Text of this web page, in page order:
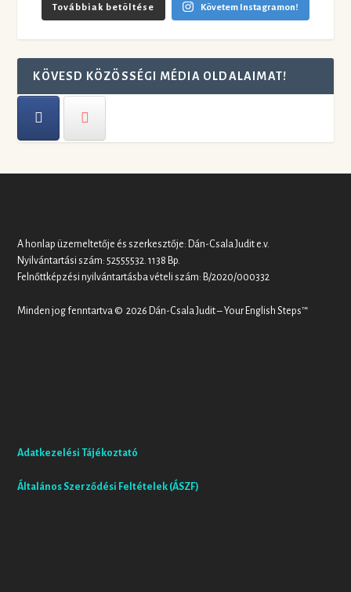
Továbbiak betöltése Követem Instagramon!
KÖVESD KÖZÖSSÉGI MÉDIA OLDALAIMAT!
A honlap üzemeltetője és szerkesztője: Dán-Csala Judit e.v.
Nyilvántartási szám: 52555532. 1138 Bp.
Felnőttképzési nyilvántartásba vételi szám: B/2020/000332
Minden jog fenntartva © 2026 Dán-Csala Judit – Your English Steps™
Adatkezelési Tájékoztató
Általános Szerződési Feltételek (ÁSZF)